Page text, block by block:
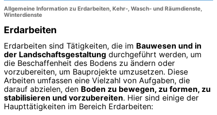
Allgemeine Information zu Erdarbeiten, Kehr-, Wasch- und Räumdienste,
Winterdienste
Erdarbeiten
Erdarbeiten sind Tätigkeiten, die im Bauwesen und in
der Landschaftsgestaltung durchgeführt werden, um
die Beschaffenheit des Bodens zu ändern oder
vorzubereiten, um Bauprojekte umzusetzen. Diese
Arbeiten umfassen eine Vielzahl von Aufgaben, die
darauf abzielen, den Boden zu bewegen, zu formen, zu
stabilisieren und vorzubereiten. Hier sind einige der
Haupttätigkeiten im Bereich Erdarbeiten: